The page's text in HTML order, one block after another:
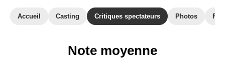
Accueil Casting Critiques spectateurs Photos
Note moyenne